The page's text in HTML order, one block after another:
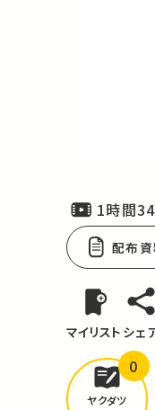
1時間
配布
マイリスト シェ
ヤクダツ
0